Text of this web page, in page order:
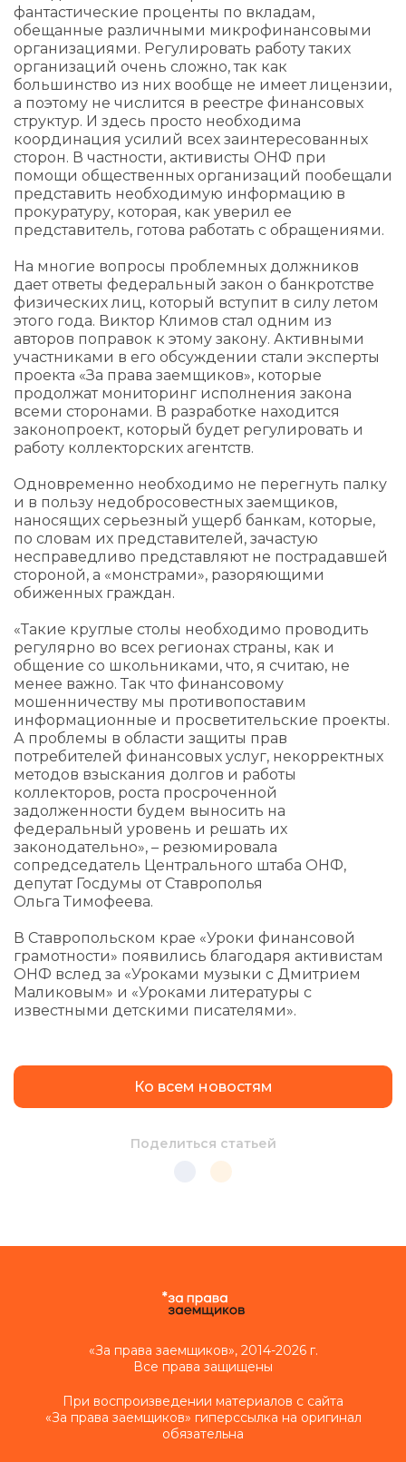
фантастические проценты по вкладам,
обещанные различными микрофинансовыми
организациями. Регулировать работу таких
организаций очень сложно, так как
большинство из них вообще не имеет лицензии,
а поэтому не числится в реестре финансовых
структур. И здесь просто необходима
координация усилий всех заинтересованных
сторон. В частности, активисты ОНФ при
помощи общественных организаций пообещали
представить необходимую информацию в
прокуратуру, которая, как уверил ее
представитель, готова работать с обращениями.
На многие вопросы проблемных должников
дает ответы федеральный закон о банкротстве
физических лиц, который вступит в силу летом
этого года. Виктор Климов стал одним из
авторов поправок к этому закону. Активными
участниками в его обсуждении стали эксперты
проекта «За права заемщиков», которые
продолжат мониторинг исполнения закона
всеми сторонами. В разработке находится
законопроект, который будет регулировать и
работу коллекторских агентств.
Одновременно необходимо не перегнуть палку
и в пользу недобросовестных заемщиков,
наносящих серьезный ущерб банкам, которые,
по словам их представителей, зачастую
несправедливо представляют не пострадавшей
стороной, а «монстрами», разоряющими
обиженных граждан.
«Такие круглые столы необходимо проводить
регулярно во всех регионах страны, как и
общение со школьниками, что, я считаю, не
менее важно. Так что финансовому
мошенничеству мы противопоставим
информационные и просветительские проекты.
А проблемы в области защиты прав
потребителей финансовых услуг, некорректных
методов взыскания долгов и работы
коллекторов, роста просроченной
задолженности будем выносить на
федеральный уровень и решать их
законодательно», – резюмировала
сопредседатель Центрального штаба ОНФ,
депутат Госдумы от Ставрополья
Ольга Тимофеева.
В Ставропольском крае «Уроки финансовой
грамотности» появились благодаря активистам
ОНФ вслед за «Уроками музыки с Дмитрием
Маликовым» и «Уроками литературы с
известными детскими писателями».
Ко всем новостям
Поделиться статьей
«За права заемщиков», 2014-2026 г.
Все права защищены
При воспроизведении материалов с сайта
«За права заемщиков» гиперссылка на оригинал
обязательна